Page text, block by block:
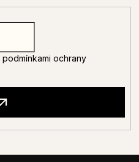
podmínkami ochrany